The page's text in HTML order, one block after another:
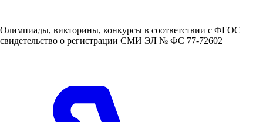
Олимпиады, викторины, конкурсы в соответствии с ФГОС
свидетельство о регистрации СМИ ЭЛ № ФС 77-72602